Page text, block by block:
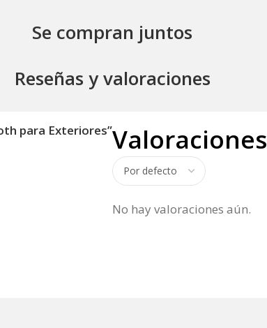
Se compran juntos
Reseñas y valoraciones
Valoraciones
No hay valoraciones aún.
para Exteriores”